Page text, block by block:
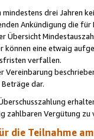
drei Jahren
Ankündigung die
Übersicht
können eine etwaig
verfallen.
Vereinbarung
dar.
zahlbaren Vergütung zu
die Teilnahme